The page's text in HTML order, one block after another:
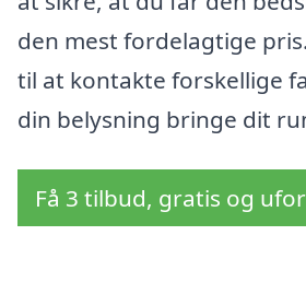
den mest fordelagtige
til at kontakte forskellige
din belysning bringe dit
Få 3 tilbud, gratis og